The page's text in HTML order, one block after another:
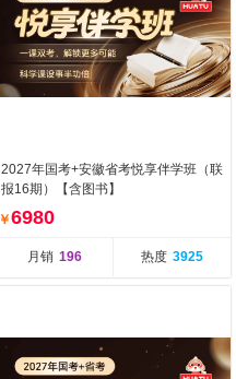
2027年国考+安徽省考悦享伴学班（联
报16期）【含图书】
￥6980
月销 196 热度 3925